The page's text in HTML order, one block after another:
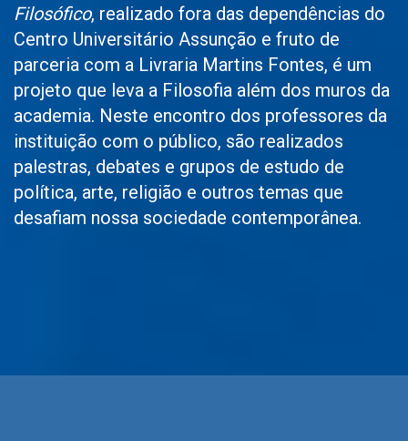
Filosófico, realizado fora das dependências do
Centro Universitário Assunção e fruto de
parceria com a Livraria Martins Fontes, é um
projeto que leva a Filosofia além dos muros da
academia. Neste encontro dos professores da
instituição com o público, são realizados
palestras, debates e grupos de estudo de
política, arte, religião e outros temas que
desafiam nossa sociedade contemporânea.